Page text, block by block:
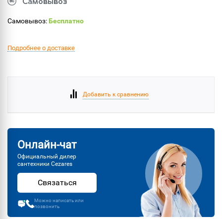
Самовывоз
Самовывоз:Бесплатно
Подробнее о доставке
Добавить к сравнению
Онлайн-чат
Официальный дилер
сантехники Cezares
Связаться
Можно написать или
позвонить